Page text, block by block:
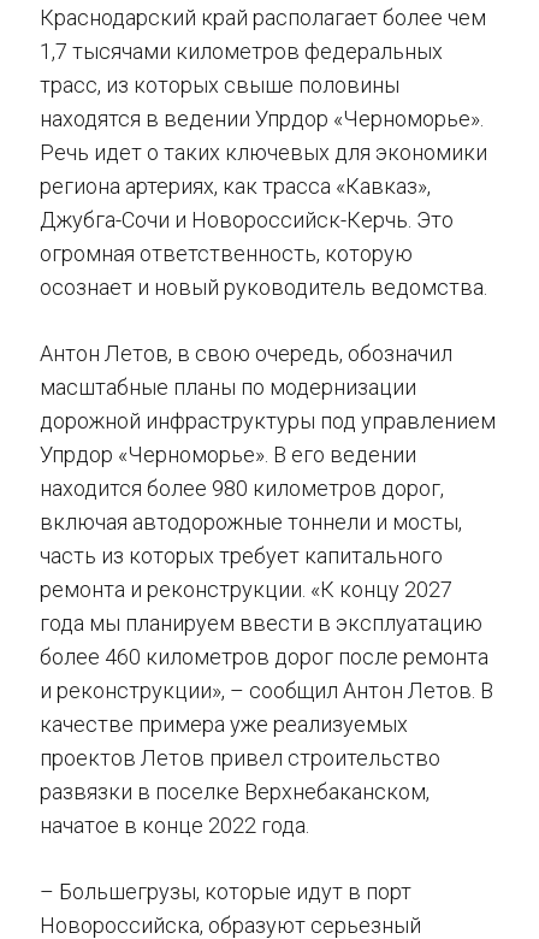
Краснодарский край располагает более чем
1,7 тысячами километров федеральных
трасс, из которых свыше половины
находятся в ведении Упрдор «Черноморье».
Речь идет о таких ключевых для экономики
региона артериях, как трасса «Кавказ»,
Джубга-Сочи и Новороссийск-Керчь. Это
огромная ответственность, которую
осознает и новый руководитель ведомства.
Антон Летов, в свою очередь, обозначил
масштабные планы по модернизации
дорожной инфраструктуры под управлением
Упрдор «Черноморье». В его ведении
находится более 980 километров дорог,
включая автодорожные тоннели и мосты,
часть из которых требует капитального
ремонта и реконструкции. «К концу 2027
года мы планируем ввести в эксплуатацию
более 460 километров дорог после ремонта
и реконструкции», – сообщил Антон Летов. В
качестве примера уже реализуемых
проектов Летов привел строительство
развязки в поселке Верхнебаканском,
начатое в конце 2022 года.
– Большегрузы, которые идут в порт
Новороссийска, образуют серьезный